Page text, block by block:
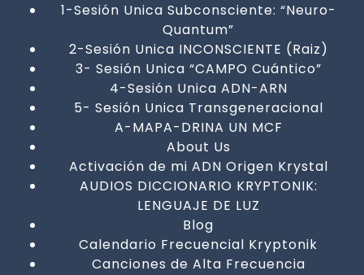
1-Sesión Unica Subconsciente: “Neuro-
Quantum”
2-Sesión Unica INCONSCIENTE (Raiz)
3- Sesión Unica “CAMPO Cuántico”
4-Sesión Unica ADN-ARN
5- Sesión Unica Transgeneracional
A-MAPA-DRINA UN MCF
About Us
Activación de mi ADN Origen Krystal
AUDIOS DICCIONARIO KRYPTONIK:
LENGUAJE DE LUZ
Blog
Calendario Frecuencial Kryptonik
Canciones de Alta Frecuencia